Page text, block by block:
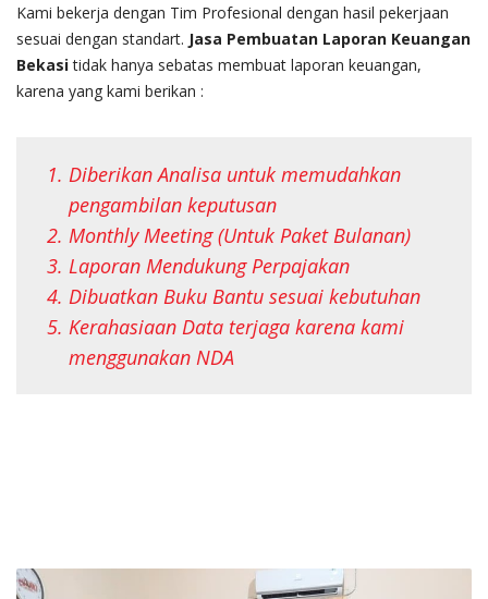
Kami bekerja dengan Tim Profesional dengan hasil pekerjaan
sesuai dengan standart. Jasa Pembuatan Laporan Keuangan
Bekasitidak hanya sebatas membuat laporan keuangan,
karena yang kami berikan :
Diberikan Analisa untuk memudahkan
pengambilan keputusan
Monthly Meeting (Untuk Paket Bulanan)
Laporan Mendukung Perpajakan
Dibuatkan Buku Bantu sesuai kebutuhan
Kerahasiaan Data terjaga karena kami
menggunakan NDA